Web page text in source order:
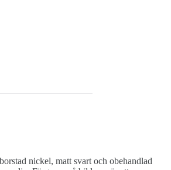
nickel, matt svart och obehandlad